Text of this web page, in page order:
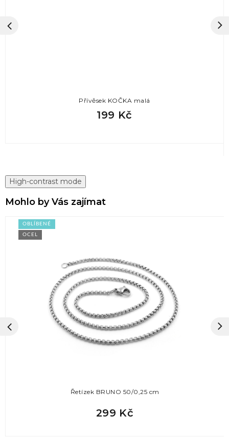
Přívěsek KOČKA malá
199 Kč
High-contrast mode
Mohlo by Vás zajímat
OBLÍBENÉ
OCEL
Řetízek BRUNO 50/0,25 cm
299 Kč